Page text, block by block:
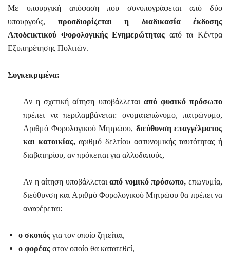
Με υπουργική απόφαση που συνυπογράφεται από δύο
υπουργούς, προσδιορίζεται η διαδικασία έκδοσης
Αποδεικτικού Φορολογικής Ενημερώτητας από τα Κέντρα
Εξυπηρέτησης Πολιτών.
Συγκεκριμένα:
Αν η σχετική αίτηση υποβάλλεται από φυσικό πρόσωπο
πρέπει να περιλαμβάνεται: ονοματεπώνυμο, πατρώνυμο,
Αριθμό Φορολογικού Μητρώου, διεύθυνση επαγγέλματος
και κατοικίας,αριθμό δελτίου αστυνομικής ταυτότητας ή
διαβατηρίου, αν πρόκειται για αλλοδαπούς,
Αν η αίτηση υποβάλλεταιαπό νομικό πρόσωπο, επωνυμία,
διεύθυνση και Αριθμό Φορολογικού Μητρώου θα πρέπει να
αναφέρεται:
ο σκοπός για τον οποίο ζητείται,
ο φορέας στον οποίο θα κατατεθεί,